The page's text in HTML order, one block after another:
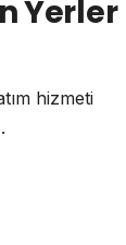
Yerler
hizmeti
.